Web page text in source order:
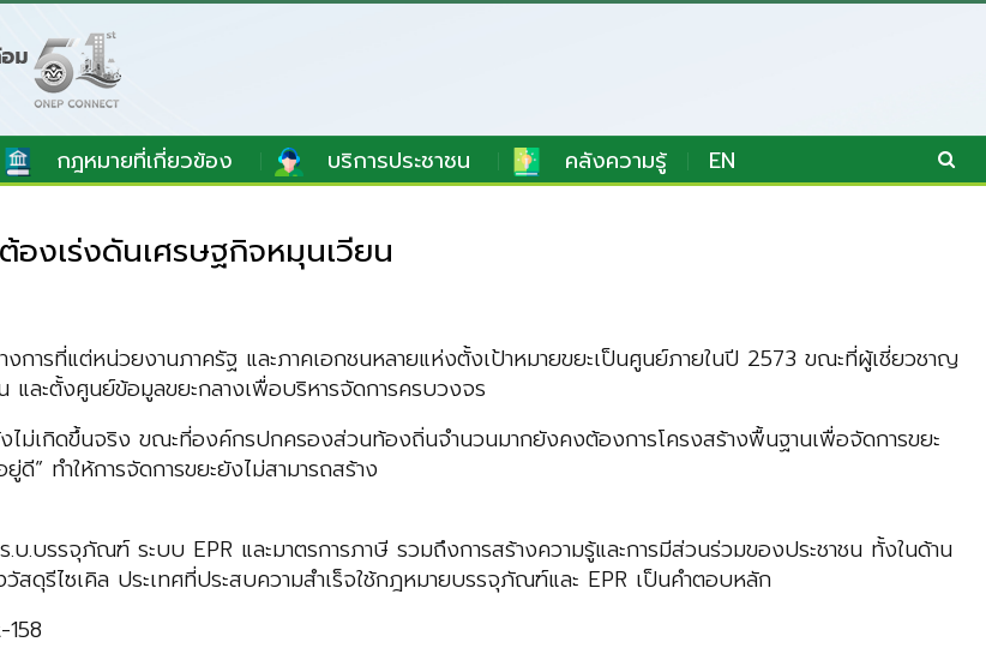
กฎหมายที่เกี่ยวข้อง บริการประชาชน คลังความรู้ EN
งเร่งดันเศรษฐกิจหมุนเวียน
การที่แต่หน่วยงานภาครัฐ และภาคเอกชนหลายแห่งตั้งเป้าหมายขยะเป็นศูนย์ภายในปี 2573 ขณะที่ผู้เชี่ยวชาญ
ละตั้งศูนย์ข้อมูลขยะกลางเพื่อบริหารจัดการครบวงจร
ม่เกิดขึ้นจริง ขณะที่องค์กรปกครองส่วนท้องถิ่นจำนวนมากยังคงต้องการโครงสร้างพื้นฐานเพื่อจัดการขยะ
” ทำให้การจัดการขยะยังไม่สามารถสร้าง
.บรรจุภัณฑ์ ระบบ EPR และมาตรการภาษี รวมถึงการสร้างความรู้และการมีส่วนร่วมของประชาชน ทั้งในด้าน
ดุรีไซเคิล ประเทศที่ประสบความสำเร็จใช้กฎหมายบรรจุภัณฑ์และ EPR เป็นคำตอบหลัก